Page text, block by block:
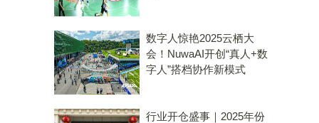
数字人惊艳2025云栖大
会！NuwaAI开创“真人+数
字人”搭档协作新模式
行业开仓盛事｜2025年份